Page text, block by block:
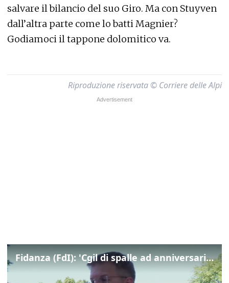
salvare il bilancio del suo Giro. Ma con Stuyven
dall’altra parte come lo batti Magnier?
Godiamoci il tappone dolomitico va.
Riproduzione riservata © Corriere delle Alpi
Fidanza (FdI): 'Cgil di spalle ad anniversario Marcinelle mentre La Russa leggeva Mattarella, si vergogni!'